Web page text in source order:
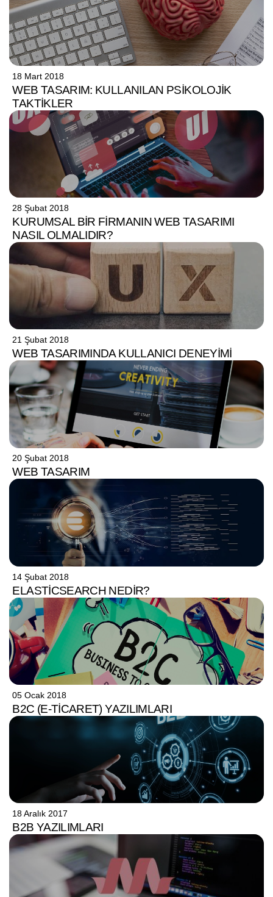
18 Mart 2018
WEB TASARIM: KULLANILAN PSIKOLOJIK
TAKTIKLER
28 Şubat 2018
KURUMSAL BIR FIRMANIN WEB TASARIMI
NASIL OLMALIDIR?
21 Şubat 2018
WEB TASARIMINDA KULLANICI DENEYIMI
20 Şubat 2018
WEB TASARIM
14 Şubat 2018
ELASTICSEARCH NEDIR?
05 Ocak 2018
B2C (E-TICARET) YAZILIMLARI
18 Aralık 2017
B2B YAZILIMLARI